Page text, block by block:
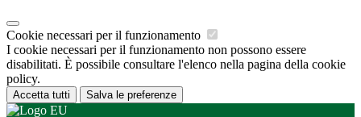
Cookie necessari per il funzionamento
I cookie necessari per il funzionamento non possono essere
disabilitati. È possibile consultare l'elenco nella pagina della cookie
policy.
Accetta tutti Salva le preferenze